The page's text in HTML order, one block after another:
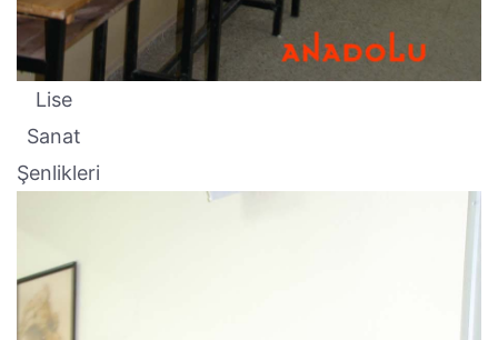
Lise
Sanat
Şenlikleri